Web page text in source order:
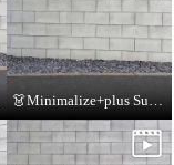
👗Minimalize+plus Summer Collection👗